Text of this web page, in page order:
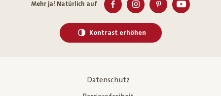
Mehr ja! Natürlich auf
Kontrast erhöhen
Datenschutz